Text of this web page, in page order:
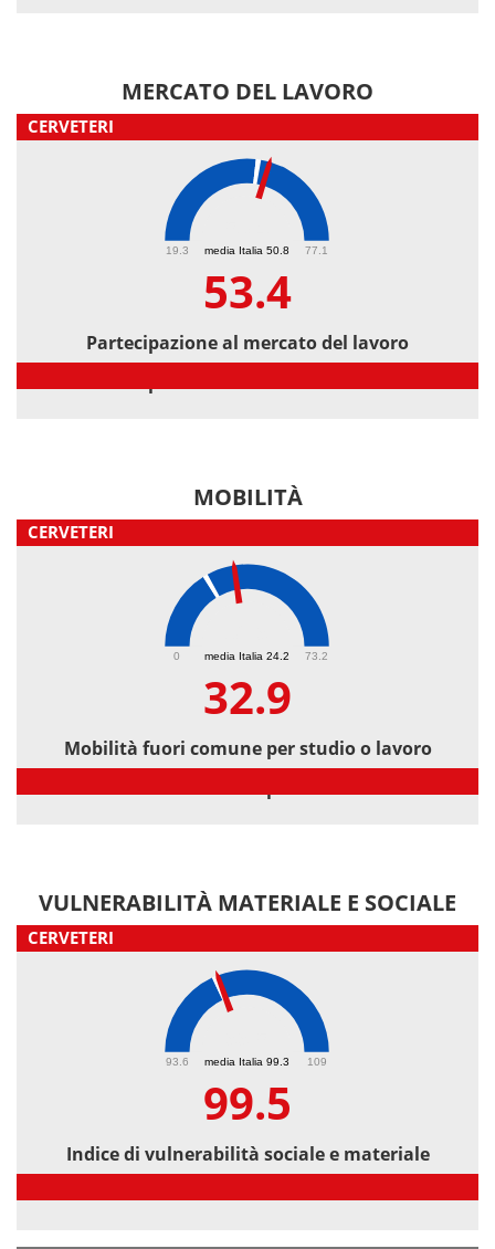
MERCATO DEL LAVORO
CERVETERI
media Italia 50.8
19.3 77.1
53.4
Partecipazione al mercato del lavoro
MOBILITÀ
CERVETERI
media Italia 24.2
0 73.2
32.9
Mobilità fuori comune per studio o lavoro
VULNERABILITÀ MATERIALE E SOCIALE
CERVETERI
media Italia 99.3
93.6 109
99.5
Indice di vulnerabilità sociale e materiale